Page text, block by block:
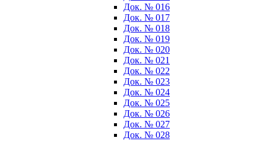
Док. № 016
Док. № 017
Док. № 018
Док. № 019
Док. № 020
Док. № 021
Док. № 022
Док. № 023
Док. № 024
Док. № 025
Док. № 026
Док. № 027
Док. № 028